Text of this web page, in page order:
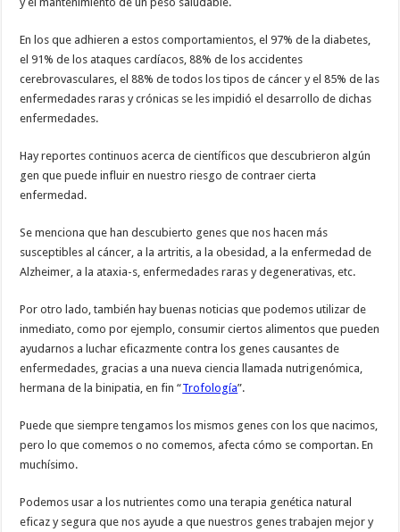
En los que adhieren a estos comportamientos, el 97% de la diabetes,
el 91% de los ataques cardíacos, 88% de los accidentes
cerebrovasculares, el 88% de todos los tipos de cáncer y el 85% de las
enfermedades raras y crónicas se les impidió el desarrollo de dichas
enfermedades.
Hay reportes continuos acerca de científicos que descubrieron algún
gen que puede influir en nuestro riesgo de contraer cierta
enfermedad.
Se menciona que han descubierto genes que nos hacen más
susceptibles al cáncer, a la artritis, a la obesidad, a la enfermedad de
Alzheimer, a la ataxia-s, enfermedades raras y degenerativas, etc.
Por otro lado, también hay buenas noticias que podemos utilizar de
inmediato, como por ejemplo, consumir ciertos alimentos que pueden
ayudarnos a luchar eficazmente contra los genes causantes de
enfermedades, gracias a una nueva ciencia llamada nutrigenómica,
hermana de la binipatia, en fin “Trofología”.
Puede que siempre tengamos los mismos genes con los que nacimos,
pero lo que comemos o no comemos, afecta cómo se comportan. En
muchísimo.
Podemos usar a los nutrientes como una terapia genética natural
eficaz y segura que nos ayude a que nuestros genes trabajen mejor y